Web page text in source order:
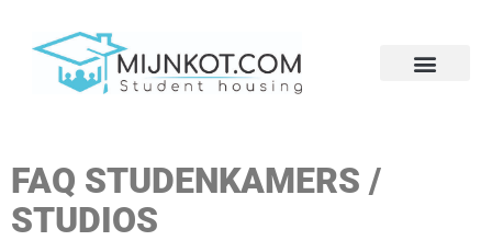
FAQ STUDENKAMERS /
STUDIOS